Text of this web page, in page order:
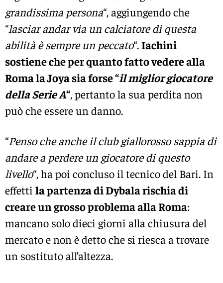
grandissima persona“, aggiungendo che
“lasciar andar via un calciatore di questa
abilità è sempre un peccato“.Iachini
sostiene che per quanto fatto vedere alla
Roma la Joya sia forse “il miglior giocatore
della Serie A“, pertanto la sua perdita non
può che essere un danno.
“Penso che anche il club giallorosso sappia di
andare a perdere un giocatore di questo
livello“, ha poi concluso il tecnico del Bari. In
effetti la partenza di Dybala rischia di
creare un grosso problema alla Roma:
mancano solo dieci giorni alla chiusura del
mercato e non è detto che si riesca a trovare
un sostituto all’altezza.